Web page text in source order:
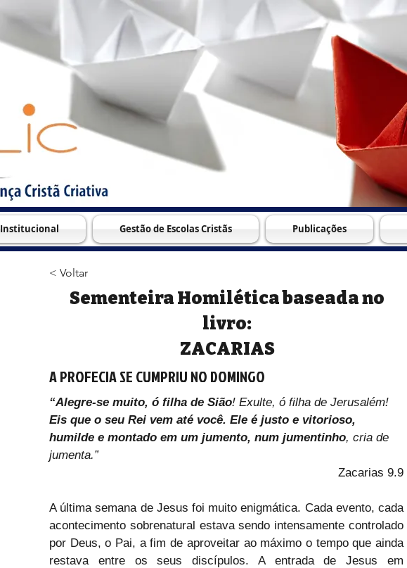
Institucional Gestão de Escolas Cristãs Publicações
< Voltar
Sementeira Homilética baseada no
livro:
ZACARIAS
A PROFECIA SE CUMPRIU NO DOMINGO
“Alegre-se muito, ó filha de Sião! Exulte, ó filha de Jerusalém!
Eis que o seu Rei vem até você. Ele é justo e vitorioso,
humilde e montado em um jumento, num jumentinho, cria de
jumenta.”
Zacarias 9.9
A última semana de Jesus foi muito enigmática. Cada evento, cada
acontecimento sobrenatural estava sendo intensamente controlado
por Deus, o Pai, a fim de aproveitar ao máximo o tempo que ainda
restava entre os seus discípulos. A entrada de Jesus em